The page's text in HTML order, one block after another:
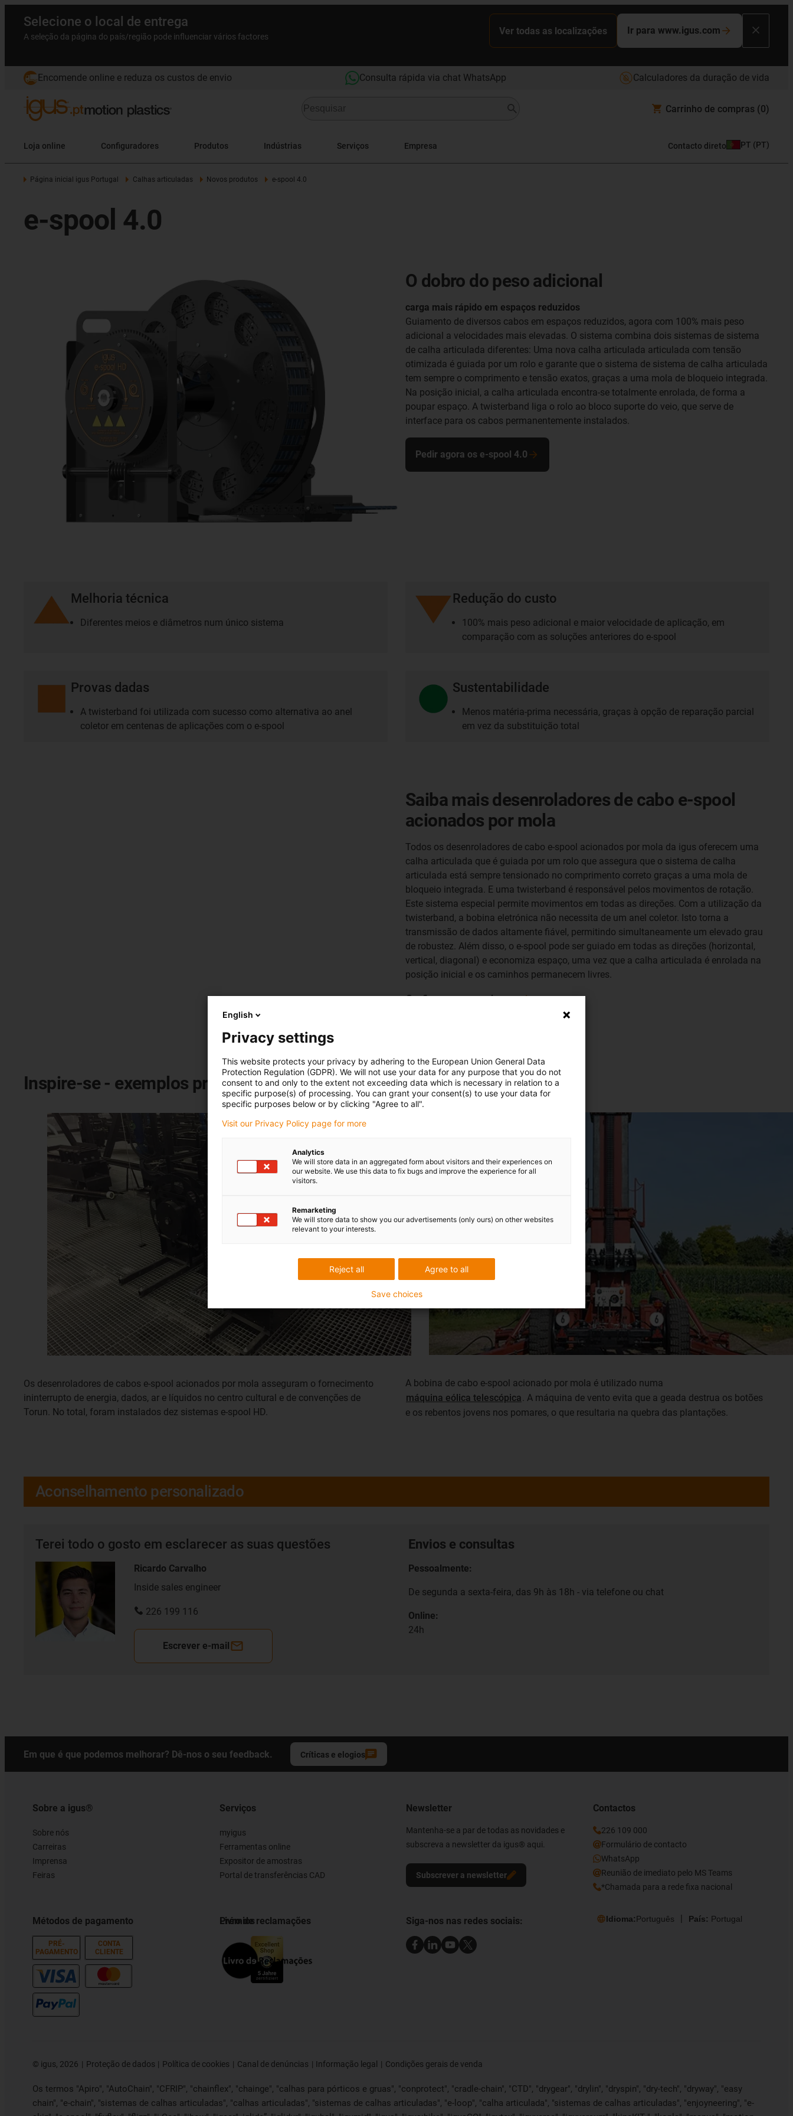
Selecione o local de entrega
A seleção da página do país/região pode influenciar vários factores
Ver todas as localizações Ir para www.igus.com
Encomende online e reduza os custos de envio Consulta rápida via chat WhatsApp Calculadores da duração de vida
Carrinho de compras (0)
Loja online Configuradores Produtos Indústrias Serviços Empresa Contacto direto PT (PT)
Página inicial igus Portugal Calhas articuladas Novos produtos e-spool 4.0
e-spool 4.0
O dobro do peso adicional
carga mais rápido em espaços reduzidos
Guiamento de diversos cabos em espaços reduzidos, agora com 100% mais peso
adicional a velocidades mais elevadas. O sistema combina dois sistemas de sistema
de calha articulada diferentes: Uma nova calha articulada articulada com tensão
otimizada é guiada por um rolo e garante que o sistema de sistema de calha articulada
tem sempre o comprimento e tensão exatos, graças a uma mola de bloqueio integrada.
Na posição inicial, a calha articulada encontra-se totalmente enrolada, de forma a
poupar espaço. A twisterband liga o rolo ao bloco suporte do veio, que serve de
interface para os cabos permanentemente instalados.
Pedir agora os e-spool 4.0
Melhoria técnica
Diferentes meios e diâmetros num único sistema
Redução do custo
100% mais peso adicional e maior velocidade de aplicação, em
comparação com as soluções anteriores do e-spool
Provas dadas
A twisterband foi utilizada com sucesso como alternativa ao anel
coletor em centenas de aplicações com o e-spool
Sustentabilidade
Menos matéria-prima necessária, graças à opção de reparação parcial
em vez da substituição total
Saiba mais desenroladores de cabo e-spool
acionados por mola
Todos os desenroladores de cabo e-spool acionados por mola da igus oferecem uma
calha articulada que é guiada por um rolo que assegura que o sistema de calha
articulada está sempre tensionado no comprimento correto graças a uma mola de
bloqueio integrada. E uma twisterband é responsável pelos movimentos de rotação.
Este sistema especial permite movimentos em todas as direções. Com a utilização da
twisterband, a bobina eletrónica não necessita de um anel coletor. Isto torna a
transmissão de dados altamente fiável, permitindo simultaneamente um elevado grau
de robustez. Além disso, o e-spool pode ser guiado em todas as direções (horizontal,
vertical, diagonal) e economiza espaço, uma vez que a calha articulada é enrolada na
posição inicial e os caminhos permanecem livres.
Configurar o e-spoolagora
Inspire-se - exemplos práticos com os e-spool
Os desenroladores de cabos e-spool acionados por mola asseguram o fornecimento
ininterrupto de energia, dados, ar e líquidos no centro cultural e de convenções de
Torun. No total, foram instalados dez sistemas e-spool HD.
A bobina de cabo e-spool acionado por mola é utilizado numa
máquina eólica telescópica. A máquina de vento evita que a geada destrua os botões
e os rebentos jovens nos pomares, o que resultaria na quebra das plantações.
Aconselhamento personalizado
Terei todo o gosto em esclarecer as suas questões
Ricardo Carvalho
Inside sales engineer
226 199 116
Escrever e-mail
Envios e consultas
Pessoalmente:
De segunda a sexta-feira, das 9h às 18h - via telefone ou chat
Online:
24h
Em que é que podemos melhorar? Dê-nos o seu feedback. Críticas e elogios
Sobre a igus®
Sobre nós
Carreiras
Imprensa
Feiras
Métodos de pagamento
PRÉ-
PAGAMENTO
CONTA
CLIENTE
Serviços
myigus
Ferramentas online
Expositor de amostras
Portal de transferências CAD
Prémios
Livro de reclamações
Newsletter
Mantenha-se a par de todas as novidades e
subscreva a newsletter da igus® aqui.
Subscrever a newsletter
Contactos
226 109 000
Formulário de contacto
WhatsApp
Reunião de imediato pelo MS Teams
*Chamada para a rede fixa nacional
Siga-nos nas redes sociais: Idioma:Português País: Portugal
© igus, 2026 Proteção de dados Política de cookies Canal de denúncias Informação legal Condições gerais de venda
Os termos "Apiro", "AutoChain", "CFRIP", "chainflex", "chainge", "calhas para pórticos e gruas", "conprotect", "cradle-chain", "CTD", "drygear", "drylin", "dryspin", "dry-tech", "dryway", "easy
chain", "e-chain", "sistemas de calhas articuladas", "calhas articuladas", "sistemas de calhas articuladas", "e-loop", "calha articulada", "sistemas de calhas articuladas", "enjoyneering", "e-
English
Privacy settings
This website protects your privacy by adhering to the European Union General Data
Protection Regulation (GDPR). We will not use your data for any purpose that you do not
consent to and only to the extent not exceeding data which is necessary in relation to a
specific purpose(s) of processing. You can grant your consent(s) to use your data for
specific purposes below or by clicking "Agree to all".
Visit our Privacy Policy page for more
Analytics
We will store data in an aggregated form about visitors and their experiences on
our website. We use this data to fix bugs and improve the experience for all
visitors.
Remarketing
We will store data to show you our advertisements (only ours) on other websites
relevant to your interests.
Agree to all
Reject all
Save choices